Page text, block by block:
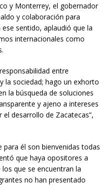
y Monterrey, el gobernador
y colaboración para
sentido, aplaudió que la
internacionales como
entre
la sociedad; hago un exhorto
la búsqueda de soluciones
y ajeno a intereses
desarrollo de Zacatecas”,
para él son bienvenidas todas
que haya opositores a
que se encuentran la
no han presentado